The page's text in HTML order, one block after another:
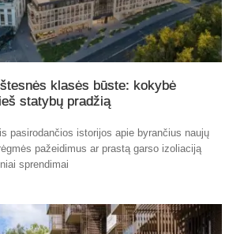
klasės būste: kokybė
statybų pradžią
pasirodančios istorijos apie byrančius naujų
pažeidimus ar prastą garso izoliaciją
sprendimai